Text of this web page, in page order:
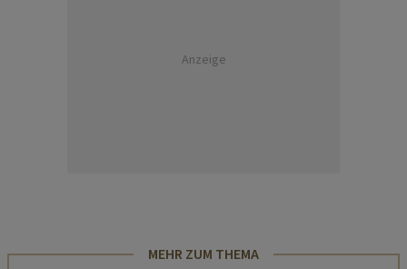
Anzeige
MEHR ZUM THEMA